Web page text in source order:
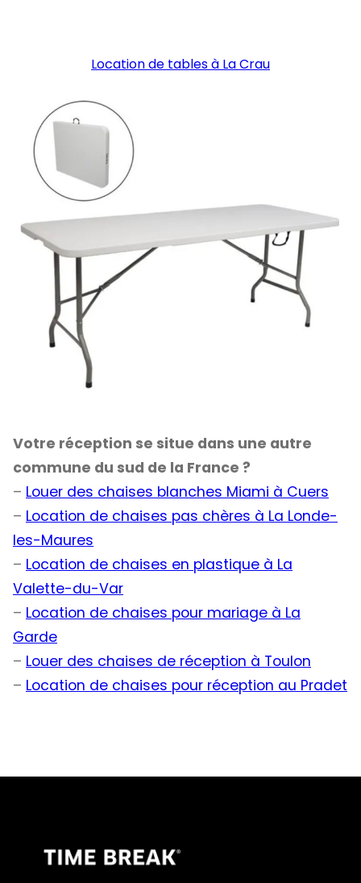
Location de tables à La Crau
Votre réception se situe dans une autre
commune du sud de la France ?
– Louer des chaises blanches Miami à Cuers
– Location de chaises pas chères à La Londe-
les-Maures
– Location de chaises en plastique à La
Valette-du-Var
– Location de chaises pour mariage à La
Garde
– Louer des chaises de réception à Toulon
– Location de chaises pour réception au Pradet